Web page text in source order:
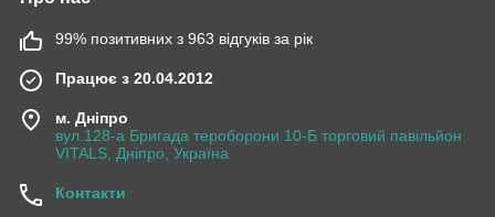
99% позитивних з 963 відгуків за рік
Працює з 20.04.2012
м. Дніпро
вул.128-а Бригада тероборони 10-Б торговий павільйон
VITALS, Дніпро, Україна
Контакти